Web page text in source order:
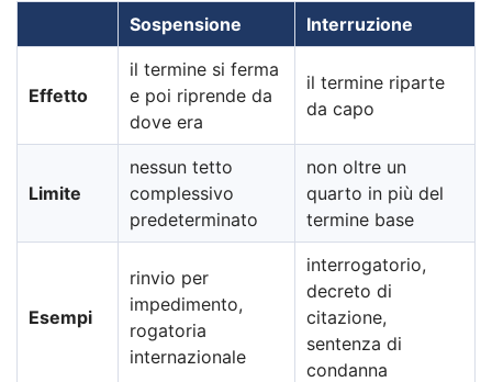
Sospensione Interruzione
Effetto
il termine si ferma
e poi riprende da
dove era
il termine riparte
da capo
Limite
nessun tetto
complessivo
predeterminato
non oltre un
quarto in più del
termine base
Esempi
rinvio per
impedimento,
rogatoria
internazionale
interrogatorio,
decreto di
citazione,
sentenza di
condanna